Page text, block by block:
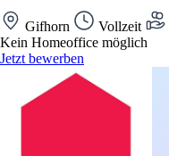
Gifhorn Vollzeit
Kein Homeoffice möglich
Jetzt bewerben